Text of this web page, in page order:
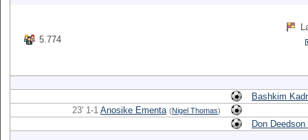
5.774
Bashkim
23' 1-1 Anosike Ementa (Nigel Thomas)
Don